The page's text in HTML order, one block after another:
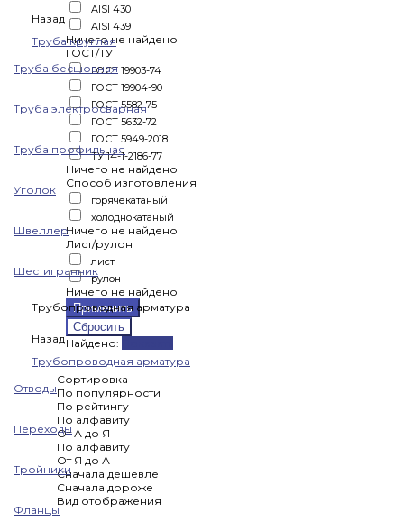
Назад
Труба круглая
Труба бесшовная
Труба электросварная
Труба профильная
Уголок
Швеллер
Шестигранник
Трубопроводная арматура
Назад
Трубопроводная арматура
Отводы
Переходы
Тройники
Фланцы
AISI 430
AISI 439
Ничего не найдено
ГОСТ/ТУ
ГОСТ 19903-74
ГОСТ 19904-90
ГОСТ 5582-75
ГОСТ 5632-72
ГОСТ 5949-2018
ТУ 14-1-2186-77
Ничего не найдено
Способ изготовления
горячекатаный
холоднокатаный
Ничего не найдено
Лист/рулон
лист
рулон
Ничего не найдено
Найдено:
Сортировка
По популярности
По рейтингу
По алфавиту
От А до Я
По алфавиту
От Я до А
Сначала дешевле
Сначала дороже
Вид отображения